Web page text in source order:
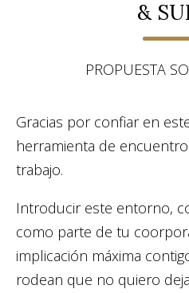
&
PROPUESTA
Gracias por confiar en
herramienta de
trabajo.
Introducir este entorno,
como parte de tu
implicación máxima
rodean que no quiero